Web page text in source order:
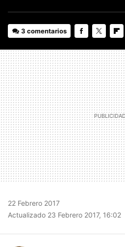
3 comentarios
22 Febrero 2017
Actualizado 23 Febrero 2017, 16:02